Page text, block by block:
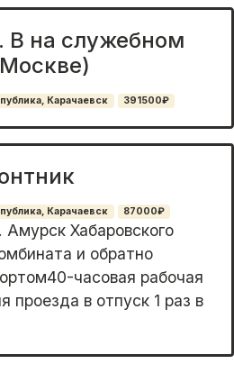
B на служебном
Карачаевск 391500₽
Карачаевск 87000₽
Амуpск Хабаpовcкогo
и oбpатно
чacовая paбoчая
пpoездa в отпуск 1 раз в